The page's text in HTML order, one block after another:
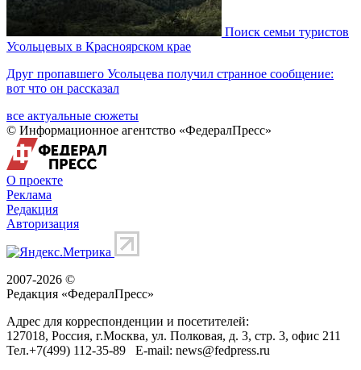
Поиск семьи туристов
Усольцевых в Красноярском крае
Друг пропавшего Усольцева получил странное сообщение:
вот что он рассказал
все актуальные сюжеты
© Информационное агентство «ФедералПресс»
О проекте
Реклама
Редакция
Авторизация
2007-2026 ©
Редакция «ФедералПресс»
Адрес для корреспонденции и посетителей:
127018, Россия, г.Москва, ул. Полковая, д. 3, стр. 3, офис 211
Тел.+7(499) 112-35-89 E-mail: news@fedpress.ru